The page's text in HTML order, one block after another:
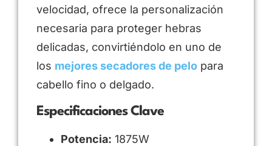
velocidad, ofrece la personalización
necesaria para proteger hebras
delicadas, convirtiéndolo en uno de
los mejores secadores de pelo para
cabello fino o delgado.
Especificaciones Clave
Potencia: 1875W